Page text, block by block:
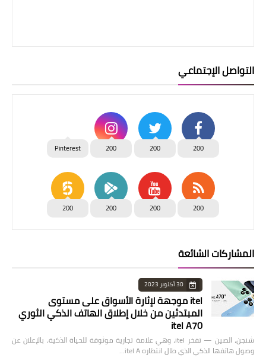
التواصل الإجتماعي
200
200
200
Pinterest
200
200
200
200
المشاركات الشائعة
30 أكتوبر 2023
itel موجهة لإثارة الأسواق على مستوى
المبتدئين من خلال إطلاق الهاتف الذكي الثوري
itel A70
شنجن، الصين — تفخر itel، وهي علامة تجارية موثوقة للحياة الذكية، بالإعلان عن
وصول هاتفها الذكي الذي طال انتظاره itel A…